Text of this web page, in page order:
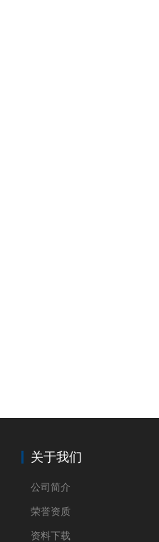
关于我们
公司简介
荣誉资质
资料下载